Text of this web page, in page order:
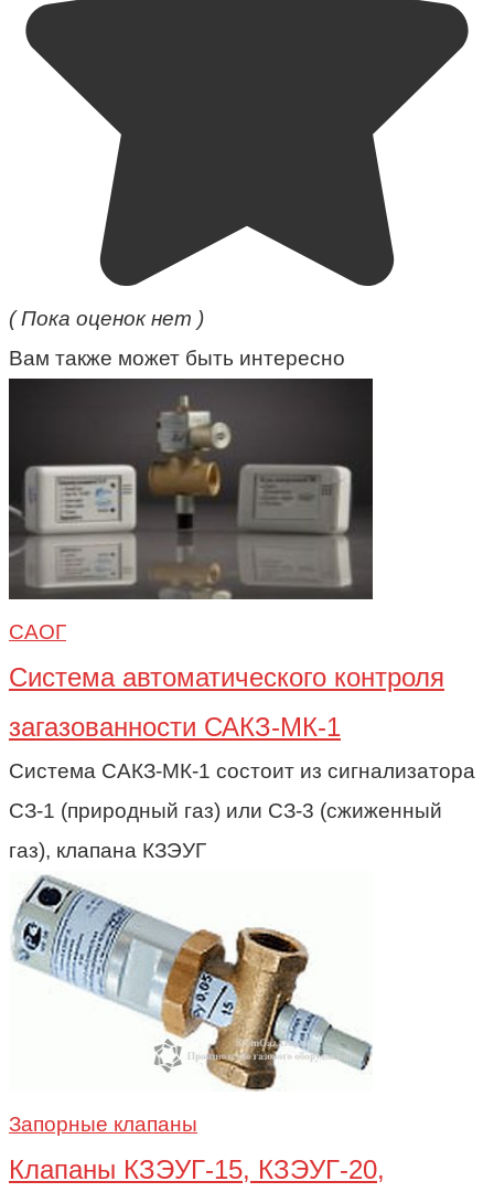
( Пока оценок нет )
Вам также может быть интересно
САОГ
Система автоматического контроля
загазованности САКЗ-МК-1
Система САКЗ-МК-1 состоит из сигнализатора
СЗ-1 (природный газ) или СЗ-3 (сжиженный
газ), клапана КЗЭУГ
Запорные клапаны
Клапаны КЗЭУГ-15, КЗЭУГ-20,